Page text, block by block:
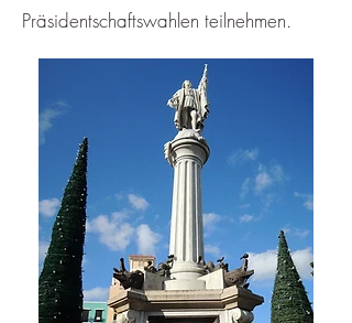
Präsidentschaftswahlen teilnehmen.